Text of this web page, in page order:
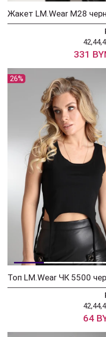
Жакет LM.Wear М28
331
26%
Топ LM.Wear ЧК 5500
64